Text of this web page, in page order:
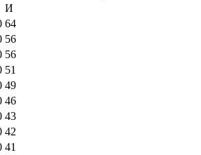
И
64
56
56
51
49
46
43
42
41